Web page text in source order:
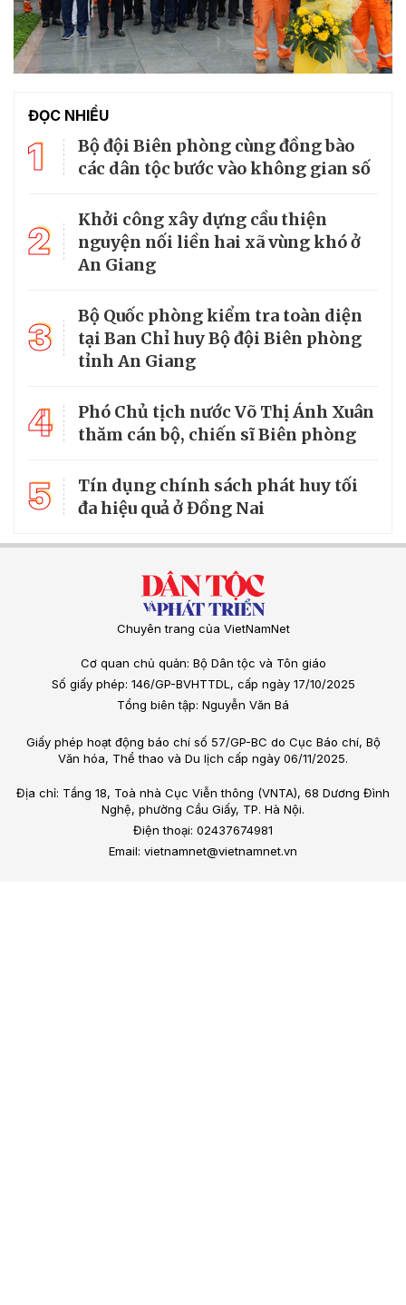
ĐỌC NHIỀU
1
Bộ đội Biên phòng cùng đồng bào
các dân tộc bước vào không gian số
2
Khởi công xây dựng cầu thiện
nguyện nối liền hai xã vùng khó ở
An Giang
3
Bộ Quốc phòng kiểm tra toàn diện
tại Ban Chỉ huy Bộ đội Biên phòng
tỉnh An Giang
4
Phó Chủ tịch nước Võ Thị Ánh Xuân
thăm cán bộ, chiến sĩ Biên phòng
5
Tín dụng chính sách phát huy tối
đa hiệu quả ở Đồng Nai
Chuyên trang của VietNamNet
Cơ quan chủ quản: Bộ Dân tộc và Tôn giáo
Số giấy phép: 146/GP-BVHTTDL, cấp ngày 17/10/2025
Tổng biên tập: Nguyễn Văn Bá
Giấy phép hoạt động báo chí số 57/GP-BC do Cục Báo chí, Bộ
Văn hóa, Thể thao và Du lịch cấp ngày 06/11/2025.
Địa chỉ: Tầng 18, Toà nhà Cục Viễn thông (VNTA), 68 Dương Đình
Nghệ, phường Cầu Giấy, TP. Hà Nội.
Điện thoại: 02437674981
Email: vietnamnet@vietnamnet.vn